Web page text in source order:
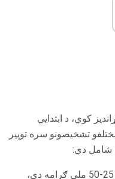
کوي، د ابتدايي
تشخیصونو سره توپیر
شامل دي:
د زولوف لومړنی دوز په عمومي توګه 25-50 ملی ګرامه دی،